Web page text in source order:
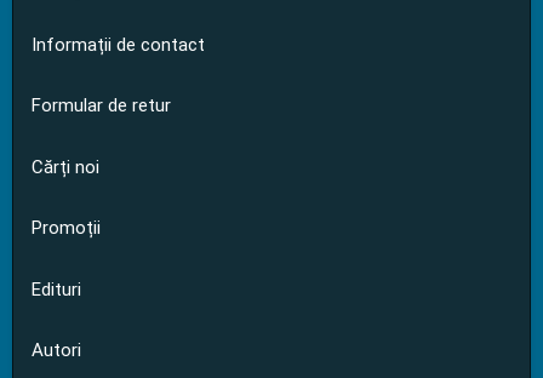
Informații de contact
Formular de retur
Cărți noi
Promoții
Edituri
Autori